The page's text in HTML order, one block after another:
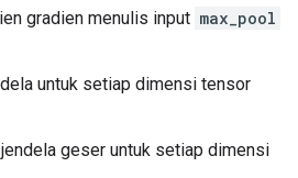
gradien menulis input max_pool
untuk setiap dimensi tensor
jendela geser untuk setiap dimensi